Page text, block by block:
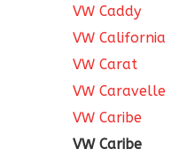
VW Caddy
VW California
VW Carat
VW Caravelle
VW Caribe
VW Caribe